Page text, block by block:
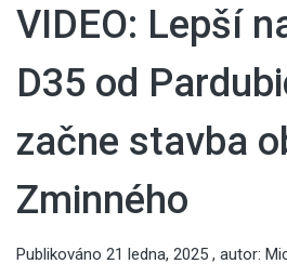
VIDEO: Lepší
D35 od
začne stavba
Zminného
Publikováno 21 ledna, 2025 , autor: